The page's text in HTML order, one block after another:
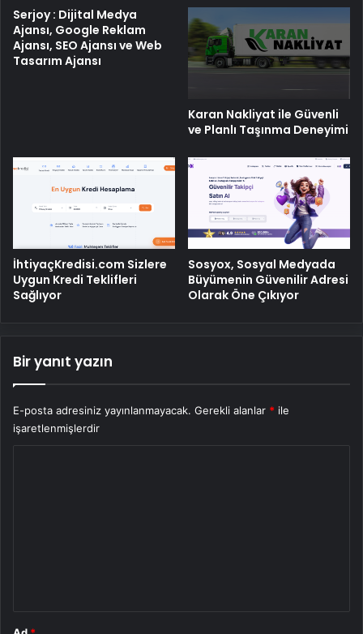
Serjoy : Dijital Medya
Ajansı, Google Reklam
Ajansı, SEO Ajansı ve Web
Tasarım Ajansı
Karan Nakliyat ile Güvenli
ve Planlı Taşınma Deneyimi
İhtiyaçKredisi.com Sizlere
Uygun Kredi Teklifleri
Sağlıyor
Sosyox, Sosyal Medyada
Büyümenin Güvenilir Adresi
Olarak Öne Çıkıyor
Bir yanıt yazın
E-posta adresiniz yayınlanmayacak. Gerekli alanlar * ile
işaretlenmişlerdir